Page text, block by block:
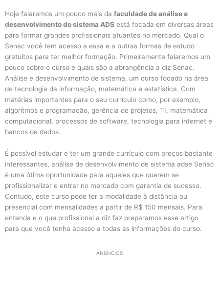
Hoje falaremos um pouco mais da faculdade de análise e
desenvolvimento do sistema ADS está focada em diversas áreas
para formar grandes profissionais atuantes no mercado. Qual o
Senac você tem acesso a essa e a outras formas de estudo
gratuitos para ter melhor formação. Primeiramente falaremos um
pouco sobre o curso e quais são a abrangência a diz Senac.
Análise e desenvolvimento de sistema, um curso focado na área
de tecnologia da informação, matemática e estatística. Com
matérias importantes para o seu currículo como, por exemplo,
algoritmos e programação, gerência de projetos, TI, matemática
computacional, processos de software, tecnologia para internet e
bancos de dados.
É possível estudar e ter um grande currículo com preços bastante
interessantes, análise de desenvolvimento de sistema adse Senac
é uma ótima oportunidade para aqueles que querem se
profissionalizar e entrar no mercado com garantia de sucesso.
Contudo, este curso pode ter a modalidade à distância ou
presencial com mensalidades a partir de R$ 150 mensais. Para
entenda e o que profissional a diz faz preparamos esse artigo
para que você tenha acesso a todas as informações do curso.
ANÚNCIOS